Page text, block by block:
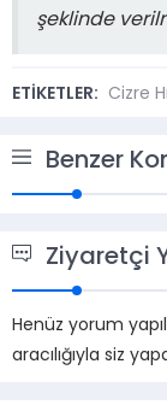
şeklinde
ETİKETLER: Cizre
Benzer
Ziyaretçi
Henüz yorum
aracılığıyla siz